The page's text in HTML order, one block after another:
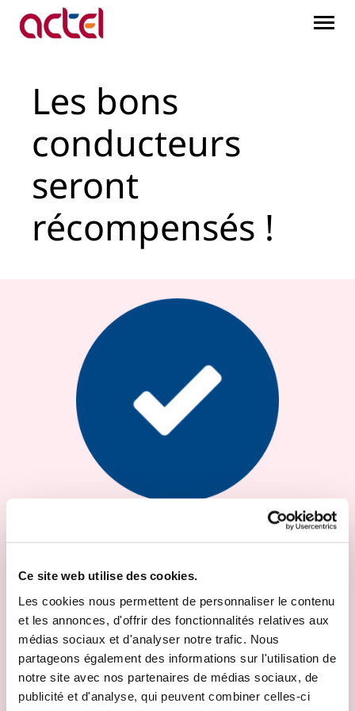
Ce site web utilise des cookies.
Les cookies nous permettent de personnaliser le contenu
et les annonces, d'offrir des fonctionnalités relatives aux
médias sociaux et d'analyser notre trafic. Nous
partageons également des informations sur l'utilisation de
notre site avec nos partenaires de médias sociaux, de
publicité et d'analyse, qui peuvent combiner celles-ci
Saut au contenu principal
Les bons conducteurs
Les bons
conducteurs
seront
récompensés !
récompensés
Les conducteurs qui roulent pendant plusieurs années
sans accident recevront un bonus-malus avantageux. Si ce
bonus-malus atteint le niveau -2, vous le conserverez à vie,
même si malheureusement, vous veniez à provoquer un
accident par la suite.